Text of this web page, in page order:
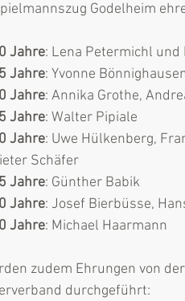
Godelheim
Jahre: Lena Petermichl und
Jahre: Yvonne
Jahre: Annika Grothe,
Jahre: Walter Pipiale
Jahre: Uwe Hülkenberg,
Schäfer
Jahre: Günther Babik
Jahre: Josef Bierbüsse,
Jahre: Michael Haarmann
zudem Ehrungen von
durchgeführt: